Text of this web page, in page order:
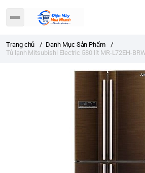
Trang chủ / Danh Mục Sản Phẩm
/
Tủ lạnh Mitsubishi Electric 580 lít MR-L72EH-